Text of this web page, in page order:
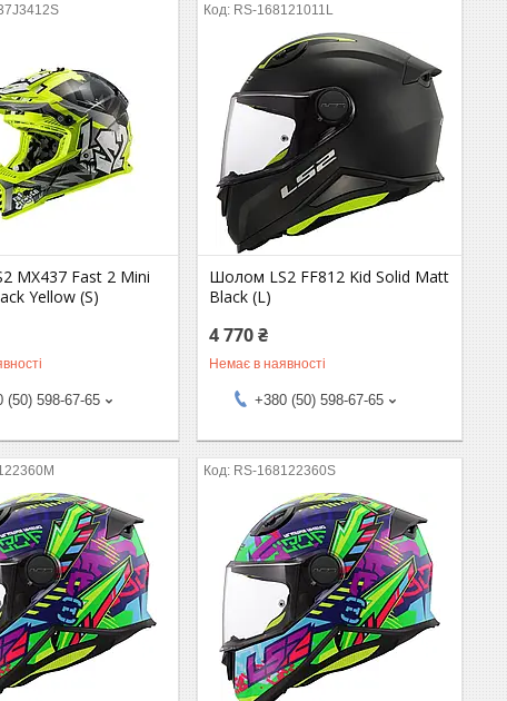
MX437 Fast 2 Mini
Yellow (S)
(50) 598-67-65
RS-168121011L
Шолом LS2 FF812 Kid Solid Matt
Black (L)
4 770 ₴
Немає в наявності
+380 (50) 598-67-65
RS-168122360S